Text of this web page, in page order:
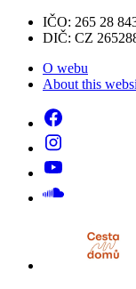
IČO: 265 28
DIČ: CZ
O webu
About this